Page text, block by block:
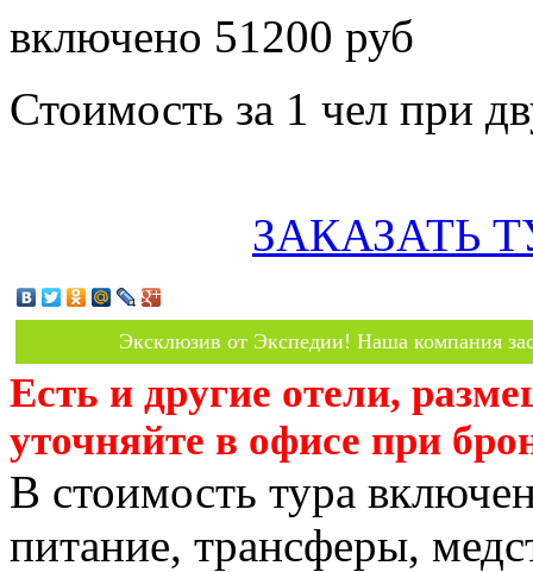
включено 51200 руб
Стоимость за 1 чел при
ЗАКАЗАТЬ
Эксклюзив от Экспедии! Наша компания
Есть и другие отели,
уточняйте в офисе при
В стоимость тура
питание, трансферы,